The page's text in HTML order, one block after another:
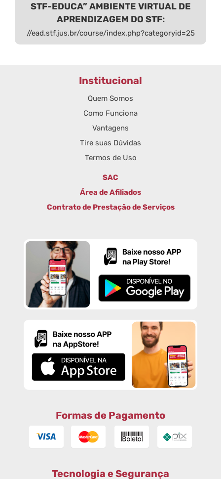
STF-EDUCA” AMBIENTE VIRTUAL DE
APRENDIZAGEM DO STF:
//ead.stf.jus.br/course/index.php?categoryid=25
Institucional
Quem Somos
Como Funciona
Vantagens
Tire suas Dúvidas
Termos de Uso
SAC
Área de Afiliados
Contrato de Prestação de Serviços
Formas de Pagamento
Tecnologia e Segurança